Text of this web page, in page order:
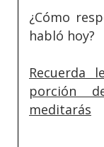
¿Cómo
habló hoy?
Recuerda
porción
meditarás